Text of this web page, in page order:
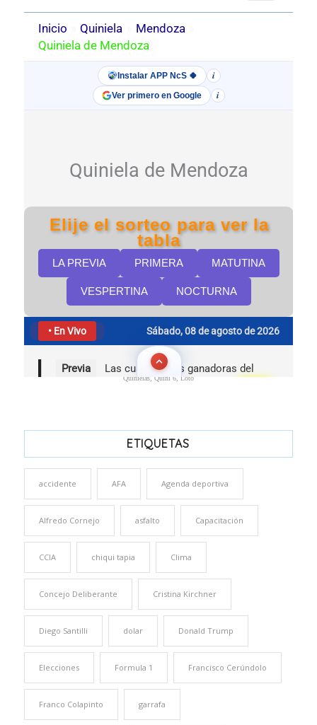
Quinielas, Quini 6, Loto
ETIQUETAS
accidente AFA Agenda deportiva
Alfredo Cornejo asfalto Capacitación
CCIA chiqui tapia Clima
Concejo Deliberante Cristina Kirchner
Diego Santilli dolar Donald Trump
Elecciones Formula 1 Francisco Cerúndolo
Franco Colapinto garrafa